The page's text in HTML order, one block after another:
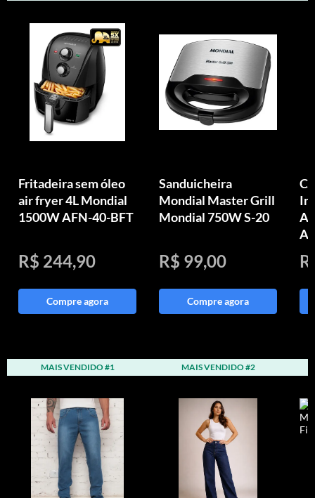
Fritadeira sem óleo
air fryer 4L Mondial
1500W AFN-40-BFT
R$ 244,90
Compre agora
Sanduicheira
Mondial Master Grill
Mondial 750W S-20
R$ 99,00
Compre agora
MAIS VENDIDO #1 MAIS VENDIDO #2